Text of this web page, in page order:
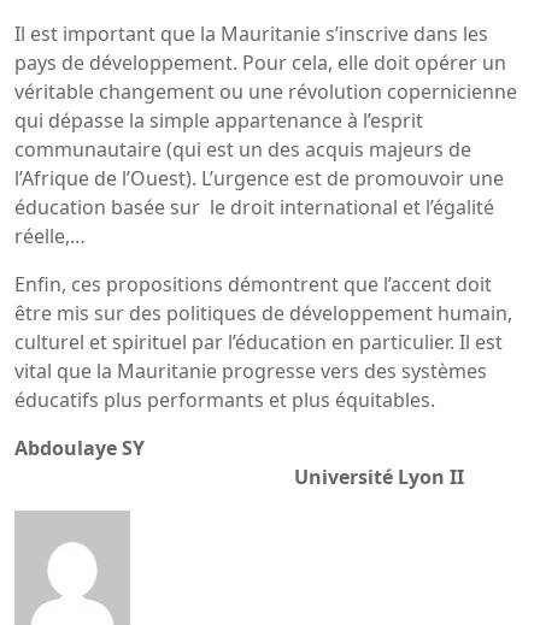
Il est important que la Mauritanie s’inscrive dans les
pays de développement. Pour cela, elle doit opérer un
véritable changement ou une révolution copernicienne
qui dépasse la simple appartenance à l’esprit
communautaire (qui est un des acquis majeurs de
l’Afrique de l’Ouest). L’urgence est de promouvoir une
éducation basée sur le droit international et l’égalité
réelle,…
Enfin, ces propositions démontrent que l’accent doit
être mis sur des politiques de développement humain,
culturel et spirituel par l’éducation en particulier. Il est
vital que la Mauritanie progresse vers des systèmes
éducatifs plus performants et plus équitables.
Abdoulaye SY
Université Lyon II